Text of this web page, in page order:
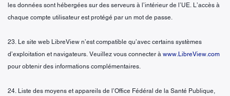
les données sont hébergées sur des serveurs à l’intérieur de l’UE. L’accès à
chaque compte utilisateur est protégé par un mot de passe.
23. Le site web LibreView n’est compatible qu’avec certains systèmes
d’exploitation et navigateurs. Veuillez vous connecter à www.LibreView.com
pour obtenir des informations complémentaires.
24. Liste des moyens et appareils de l’Office Fédéral de la Santé Publique,